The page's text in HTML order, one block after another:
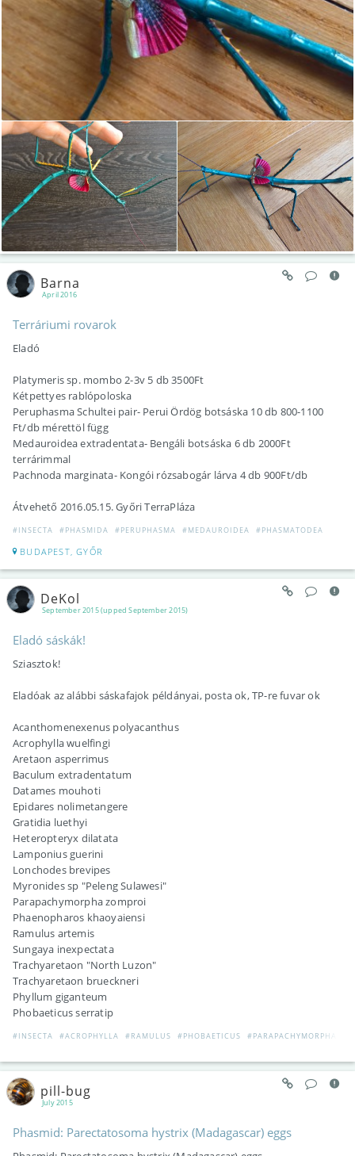
April 2016
Barna
Terráriumi rovarok
Eladó
Platymeris sp. mombo 2-3v 5 db 3500Ft
Kétpettyes rablópoloska
Peruphasma Schultei pair- Perui Ördög botsáska 10 db 800-1100
Ft/db mérettöl függ
Medauroidea extradentata- Bengáli botsáska 6 db 2000Ft
terrárimmal
Pachnoda marginata- Kongói rózsabogár lárva 4 db 900Ft/db
Átvehető 2016.05.15. Győri TerraPláza
#INSECTA #PHASMIDA #PERUPHASMA #MEDAUROIDEA #PHASMATODEA
BUDAPEST, GYŐR
September 2015 (upped September 2015)
DeKol
Eladó sáskák!
Sziasztok!
Eladóak az alábbi sáskafajok példányai, posta ok, TP-re fuvar ok
Acanthomenexenus polyacanthus
Acrophylla wuelfingi
Aretaon asperrimus
Baculum extradentatum
Datames mouhoti
Epidares nolimetangere
Gratidia luethyi
Heteropteryx dilatata
Lamponius guerini
Lonchodes brevipes
Myronides sp "Peleng Sulawesi"
Parapachymorpha zomproi
Phaenopharos khaoyaiensi
Ramulus artemis
Sungaya inexpectata
Trachyaretaon "North Luzon"
Trachyaretaon brueckneri
Phyllum giganteum
Phobaeticus serratip
#INSECTA #ACROPHYLLA #RAMULUS #PHOBAETICUS #PARAPACHYMORPHA
July 2015
pill-bug
Phasmid: Parectatosoma hystrix (Madagascar) eggs